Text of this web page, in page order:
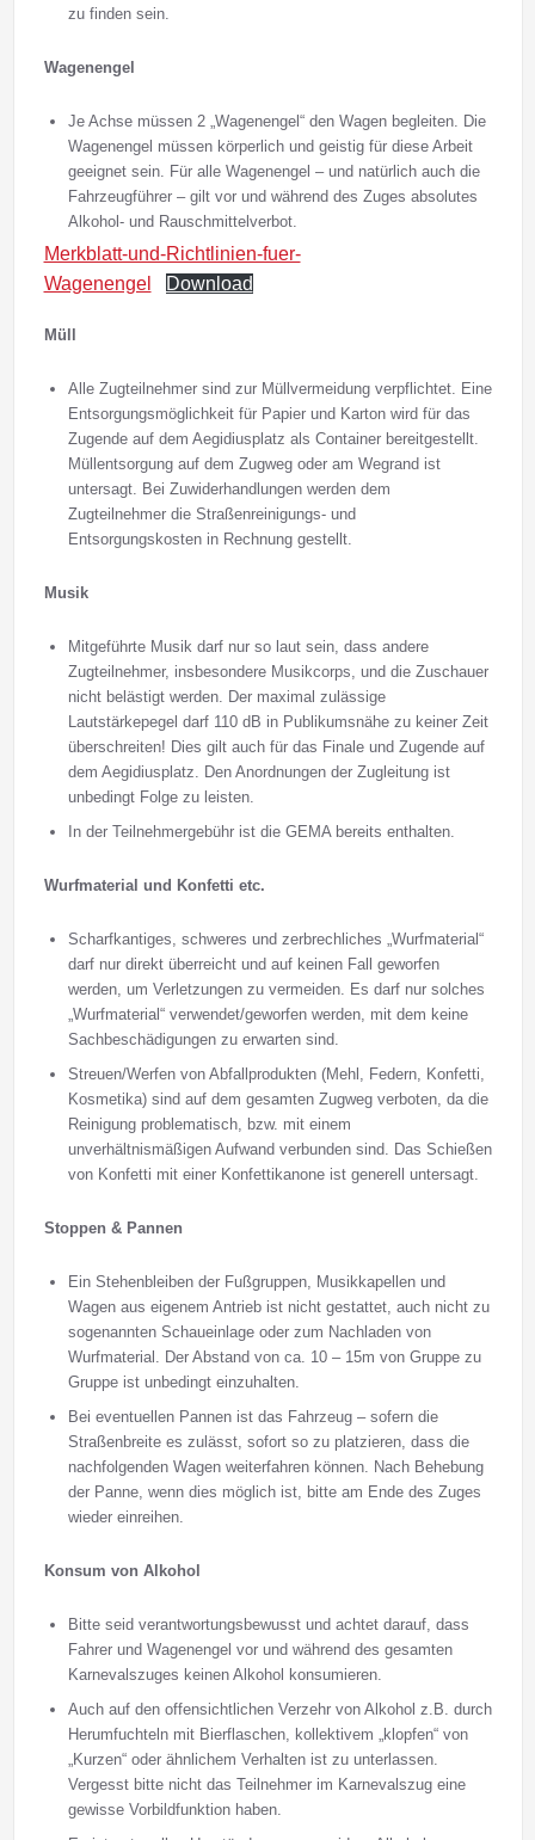
zu finden sein.
Wagenengel
Je Achse müssen 2 „Wagenengel“ den Wagen begleiten. Die
Wagenengel müssen körperlich und geistig für diese Arbeit
geeignet sein. Für alle Wagenengel – und natürlich auch die
Fahrzeugführer – gilt vor und während des Zuges absolutes
Alkohol- und Rauschmittelverbot.
Merkblatt-und-Richtlinien-fuer-
Wagenengel
Download
Müll
Alle Zugteilnehmer sind zur Müllvermeidung verpflichtet. Eine
Entsorgungsmöglichkeit für Papier und Karton wird für das
Zugende auf dem Aegidiusplatz als Container bereitgestellt.
Müllentsorgung auf dem Zugweg oder am Wegrand ist
untersagt. Bei Zuwiderhandlungen werden dem
Zugteilnehmer die Straßenreinigungs- und
Entsorgungskosten in Rechnung gestellt.
Musik
Mitgeführte Musik darf nur so laut sein, dass andere
Zugteilnehmer, insbesondere Musikcorps, und die Zuschauer
nicht belästigt werden. Der maximal zulässige
Lautstärkepegel darf 110 dB in Publikumsnähe zu keiner Zeit
überschreiten! Dies gilt auch für das Finale und Zugende auf
dem Aegidiusplatz. Den Anordnungen der Zugleitung ist
unbedingt Folge zu leisten.
In der Teilnehmergebühr ist die GEMA bereits enthalten.
Wurfmaterial und Konfetti etc.
Scharfkantiges, schweres und zerbrechliches „Wurfmaterial“
darf nur direkt überreicht und auf keinen Fall geworfen
werden, um Verletzungen zu vermeiden. Es darf nur solches
„Wurfmaterial“ verwendet/geworfen werden, mit dem keine
Sachbeschädigungen zu erwarten sind.
Streuen/Werfen von Abfallprodukten (Mehl, Federn, Konfetti,
Kosmetika) sind auf dem gesamten Zugweg verboten, da die
Reinigung problematisch, bzw. mit einem
unverhältnismäßigen Aufwand verbunden sind. Das Schießen
von Konfetti mit einer Konfettikanone ist generell untersagt.
Stoppen & Pannen
Ein Stehenbleiben der Fußgruppen, Musikkapellen und
Wagen aus eigenem Antrieb ist nicht gestattet, auch nicht zu
sogenannten Schaueinlage oder zum Nachladen von
Wurfmaterial. Der Abstand von ca. 10 – 15m von Gruppe zu
Gruppe ist unbedingt einzuhalten.
Bei eventuellen Pannen ist das Fahrzeug – sofern die
Straßenbreite es zulässt, sofort so zu platzieren, dass die
nachfolgenden Wagen weiterfahren können. Nach Behebung
der Panne, wenn dies möglich ist, bitte am Ende des Zuges
wieder einreihen.
Konsum von Alkohol
Bitte seid verantwortungsbewusst und achtet darauf, dass
Fahrer und Wagenengel vor und während des gesamten
Karnevalszuges keinen Alkohol konsumieren.
Auch auf den offensichtlichen Verzehr von Alkohol z.B. durch
Herumfuchteln mit Bierflaschen, kollektivem „klopfen“ von
„Kurzen“ oder ähnlichem Verhalten ist zu unterlassen.
Vergesst bitte nicht das Teilnehmer im Karnevalszug eine
gewisse Vorbildfunktion haben.